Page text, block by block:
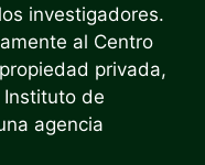
investigadores.
al Centro
privada,
de
agencia